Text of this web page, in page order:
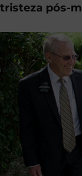
tristeza pós-